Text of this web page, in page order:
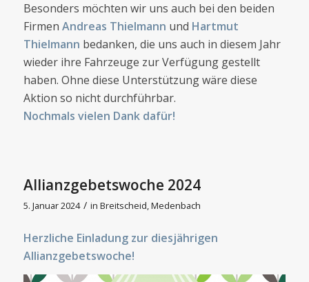
Besonders möchten wir uns auch bei den beiden
Firmen Andreas Thielmann und Hartmut
Thielmann bedanken, die uns auch in diesem Jahr
wieder ihre Fahrzeuge zur Verfügung gestellt
haben. Ohne diese Unterstützung wäre diese
Aktion so nicht durchführbar.
Nochmals vielen Dank dafür!
Allianzgebetswoche 2024
5. Januar 2024 / in Breitscheid,Medenbach
Herzliche Einladung zur diesjährigen
Allianzgebetswoche!